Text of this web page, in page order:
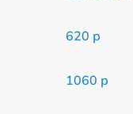
620 р
1060 р